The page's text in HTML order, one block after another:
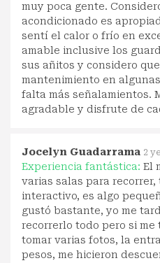
muy poca gente.
acondicionado es
sentí el calor o frío en
amable inclusive los
sus añitos y considero
mantenimiento en
falta más señalamientos.
agradable y disfrute de
Jocelyn Guadarrama 2
Experiencia fantástica: El
varias salas para recorrer,
interactivo, es algo
gustó bastante, yo me
recorrerlo todo pero si me
tomar varias fotos, la
pesos, me hicieron